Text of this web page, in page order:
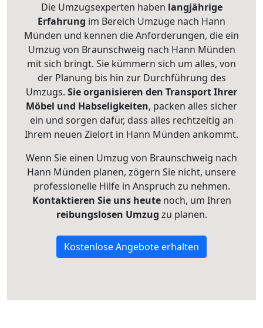
Die Umzugsexperten haben langjährige
Erfahrung im Bereich Umzüge nach Hann
Münden und kennen die Anforderungen, die ein
Umzug von Braunschweig nach Hann Münden
mit sich bringt. Sie kümmern sich um alles, von
der Planung bis hin zur Durchführung des
Umzugs. Sie organisieren den Transport Ihrer
Möbel und Habseligkeiten, packen alles sicher
ein und sorgen dafür, dass alles rechtzeitig an
Ihrem neuen Zielort in Hann Münden ankommt.
Wenn Sie einen Umzug von Braunschweig nach
Hann Münden planen, zögern Sie nicht, unsere
professionelle Hilfe in Anspruch zu nehmen.
Kontaktieren Sie uns heutenoch, um Ihren
reibungslosen Umzug zu planen.
Kostenlose Angebote erhalten